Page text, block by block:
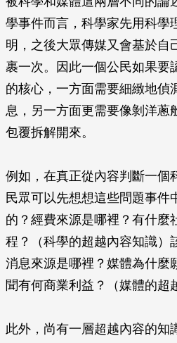
學事件而言，科學家先用科學
明，之後大眾傳媒又會基於自
裹一次。因此一個公民如果要
的核心，一方面需要細緻地偵
息，另一方面更需要像剝洋蔥
包覆拆解開來。
例如，在真正從內容判斷一個
民眾可以先想想這些問題事件
的？經費來源是哪裡？有什麼
程？（科學的超越內容知識）
消息來源是哪裡？媒體為什麼
聞有何商業利益？（媒體的超
此外，尚有一層超越內容的知